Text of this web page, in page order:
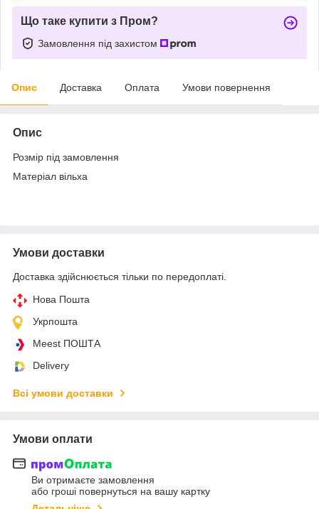
Що таке купити з Пром?
Замовлення під захистом
Опис Доставка Оплата Умови повернення
Опис
Розмір під замовлення
Матеріал вільха
Умови доставки
Доставка здійснюється тільки по передоплаті.
Нова Пошта
Укрпошта
Meest ПОШТА
Delivery
Всі умови доставки
Умови оплати
Ви отримаєте замовлення
або гроші повернуться на вашу картку